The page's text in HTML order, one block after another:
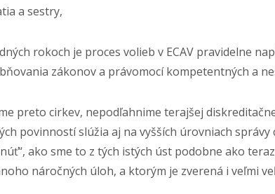
a sestry,
rokoch je proces volieb v ECAV pravidelne
zákonov a právomocí kompetentných a
preto cirkev, nepodľahnime terajšej
povinností slúžia aj na vyšších úrovniach
ako sme to z tých istých úst podobne ako
náročných úloh, a ktorým je zverená i veľmi